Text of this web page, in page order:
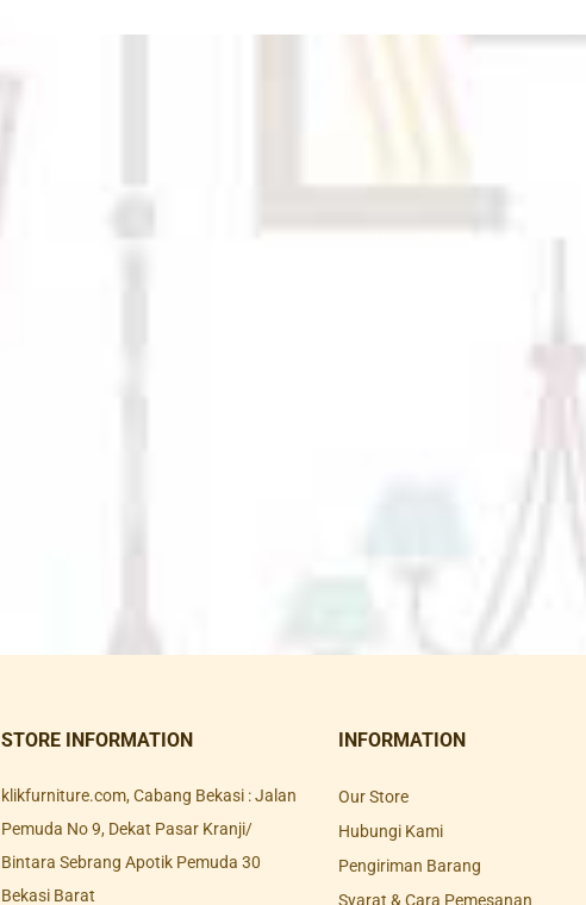
STORE INFORMATION
klikfurniture.com, Cabang Bekasi : Jalan
Pemuda No 9, Dekat Pasar Kranji/
Bintara Sebrang Apotik Pemuda 30
Bekasi Barat
INFORMATION
Our Store
Hubungi Kami
Pengiriman Barang
Syarat & Cara Pemesanan